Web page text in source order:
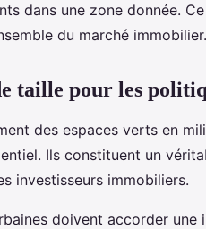
dans une zone donnée.
du marché immobilier.
taille pour les
des espaces verts en
Ils constituent un
investisseurs immobiliers.
doivent accorder